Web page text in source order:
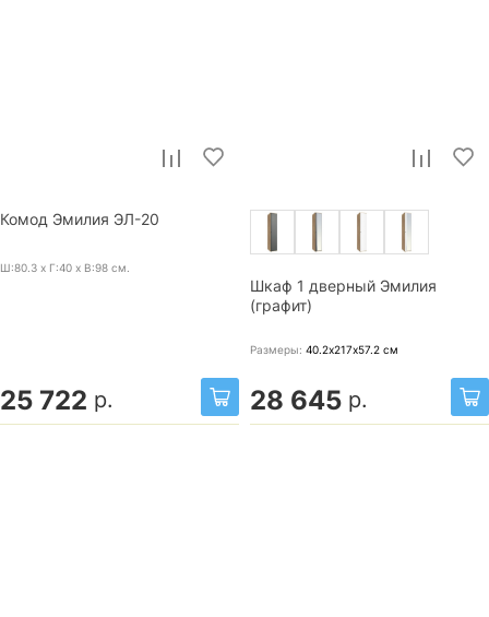
Комод Эмилия ЭЛ-20
Ш:80.3 x Г:40 x В:98 см.
25 722 р.
Шкаф 1 дверный Эмилия
(графит)
Размеры: 40.2х217х57.2 см
28 645 р.